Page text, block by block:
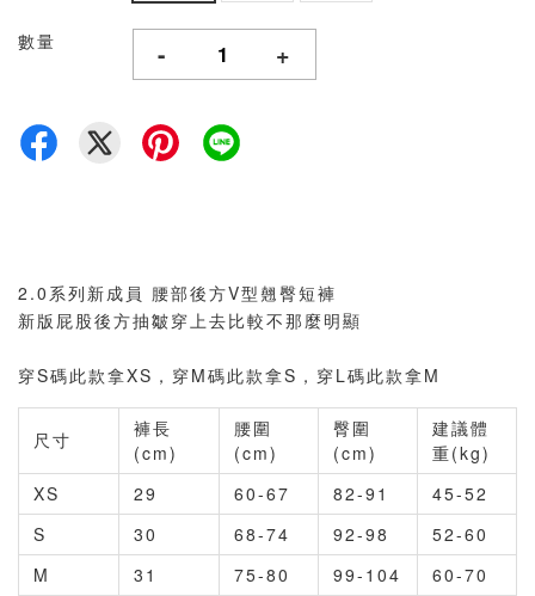
數量 - +
2.0系列新成員 腰部後方V型翹臀短褲
新版屁股後方抽皺穿上去比較不那麼明顯
穿S碼此款拿XS，穿M碼此款拿S，穿L碼此款拿M
尺寸
褲長
(cm)
腰圍
(cm)
臀圍
(cm)
建議體
重(kg)
XS
29 60-67 82-91
45-52
S
30 68-74 92-98
52-60
M
31 75-80 99-104 60-70